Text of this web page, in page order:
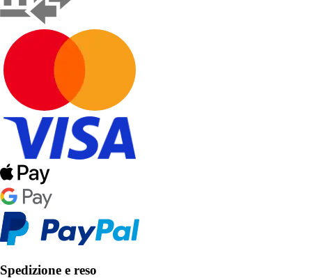
Spedizione e reso